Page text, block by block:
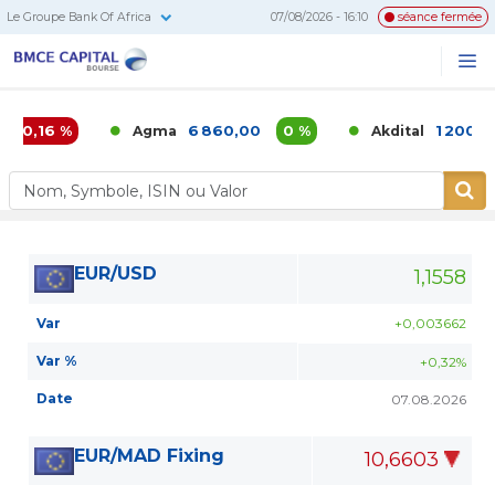
Le Groupe Bank Of Africa 07/08/2026 - 16:10 séance fermée
0,16 % Agma 6 860,00 0 % Akdital 1 200,00
EUR/USD 1,1558
Var +0,003662
Var % +0,32%
Date 07.08.2026
EUR/MAD Fixing 10,6603